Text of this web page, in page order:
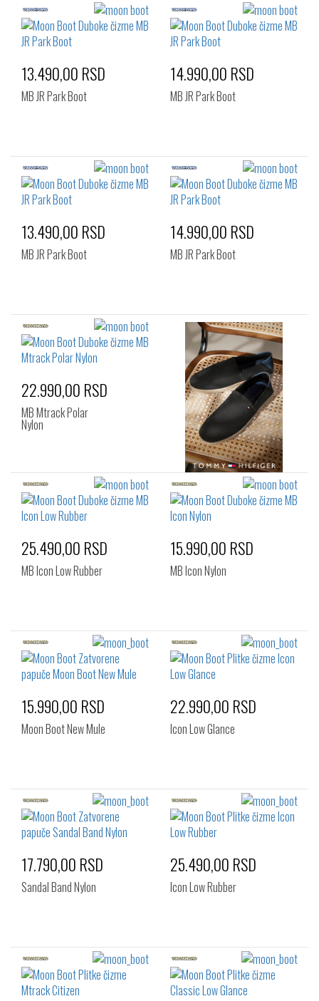
13.490,00 RSD
MB JR Park Boot
14.990,00 RSD
MB JR Park Boot
13.490,00 RSD
MB JR Park Boot
14.990,00 RSD
MB JR Park Boot
22.990,00 RSD
MB Mtrack Polar
Nylon
25.490,00 RSD
MB Icon Low Rubber
15.990,00 RSD
MB Icon Nylon
15.990,00 RSD
Moon Boot New Mule
22.990,00 RSD
Icon Low Glance
17.790,00 RSD
Sandal Band Nylon
25.490,00 RSD
Icon Low Rubber